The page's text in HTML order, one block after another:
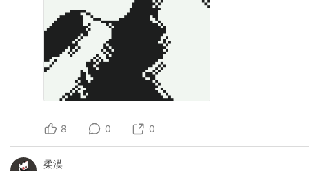
8 0 0
柔漠